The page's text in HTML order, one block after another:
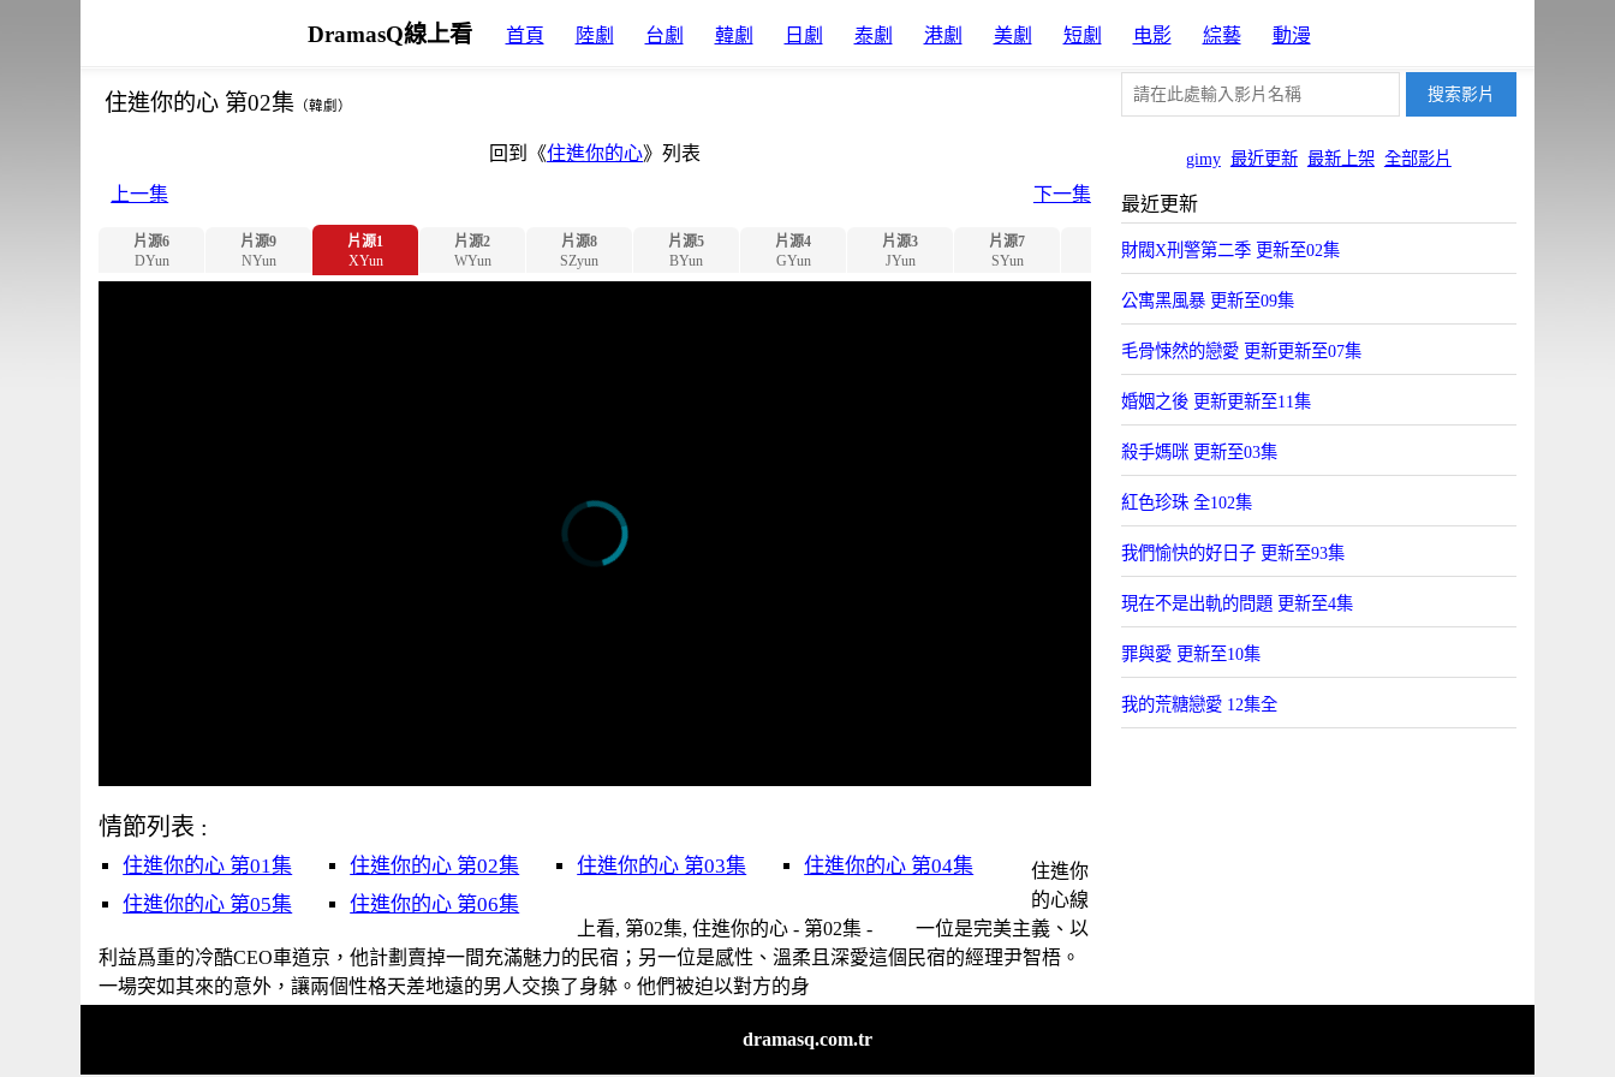
DramasQ線上看 首頁 陸劇 台劇 韓劇 日劇 泰劇 港劇 美劇 短劇 电影 綜藝 動漫
gimy 最近更新 最新上架 全部影片
住進你的心 第02集 （韓劇）
回到《住進你的心》列表
上一集
下一集
片源6
DYun
片源9
NYun
片源1
XYun
片源2
WYun
片源8
SZyun
片源5
BYun
片源4
GYun
片源3
JYun
片源7
SYun
片源10
Uyun
情節列表 :
住進你的心 第01集 住進你的心 第02集 住進你的心 第03集
住進你的心 第04集
住進你的心 第05集
住進你的心 第06集
住進你
的心線
上看, 第02集, 住進你的心 - 第02集 - 一位是完美主義、以
利益爲重的冷酷CEO車道京，他計劃賣掉一間充滿魅力的民宿；另一位是感性、溫柔且深愛這個民宿的經理尹智梧。
一場突如其來的意外，讓兩個性格天差地遠的男人交換了身躰。他們被迫以對方的身
最近更新
財閥X刑警第二季 更新至02集
公寓黑風暴 更新至09集
毛骨悚然的戀愛 更新更新至07集
婚姻之後 更新更新至11集
殺手媽咪 更新至03集
紅色珍珠 全102集
我們愉快的好日子 更新至93集
現在不是出軌的問題 更新至4集
罪與愛 更新至10集
我的荒糖戀愛 12集全
dramasq.com.tr